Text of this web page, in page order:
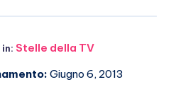
Stelle della TV
Giugno 6, 2013